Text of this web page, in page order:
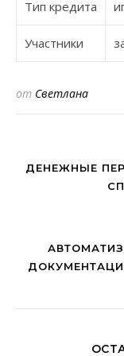
Тип кредита
Участники
от Светлана
ДЕНЕЖНЫЕ